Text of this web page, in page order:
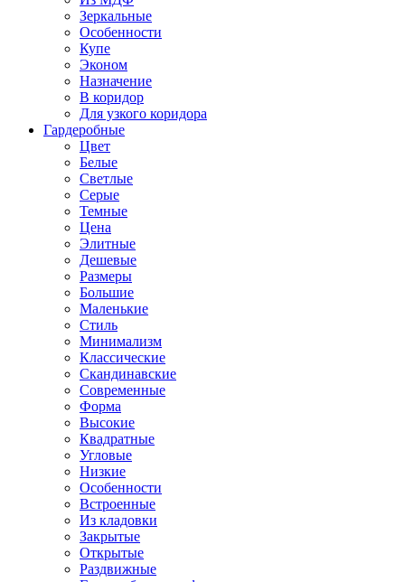
Зеркальные
Особенности
Купе
Эконом
Назначение
В коридор
Для узкого коридора
Гардеробные
Цвет
Белые
Светлые
Серые
Темные
Цена
Элитные
Дешевые
Размеры
Большие
Маленькие
Стиль
Минимализм
Классические
Скандинавские
Современные
Форма
Высокие
Квадратные
Угловые
Низкие
Особенности
Встроенные
Из кладовки
Закрытые
Открытые
Раздвижные